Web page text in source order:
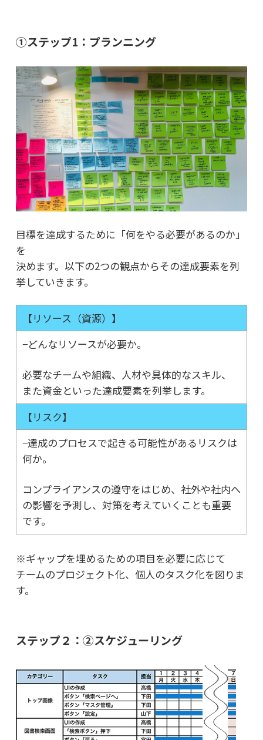
①ステップ1：プランニング
目標を達成するために「何をやる必要があるのか」
を
決めます。以下の2つの観点からその達成要素を列
挙していきます。
【リソース（資源）】
−どんなリソースが必要か。
必要なチームや組織、人材や具体的なスキル、
また資金といった達成要素を列挙します。
【リスク】
−達成のプロセスで起きる可能性があるリスクは
何か。
コンプライアンスの遵守をはじめ、社外や社内へ
の影響を予測し、対策を考えていくことも重要
です。
※ギャップを埋めるための項目を必要に応じて
チームのプロジェクト化、個人のタスク化を図りま
す。
ステップ２：②スケジューリング